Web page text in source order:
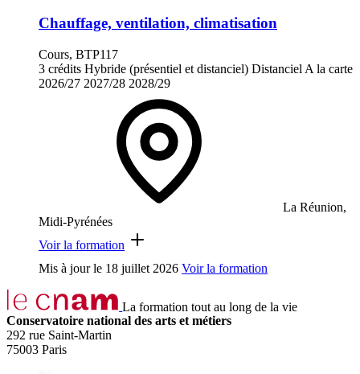
Chauffage, ventilation, climatisation
Cours, BTP117
3 crédits Hybride (présentiel et distanciel) Distanciel A la carte
2026/27 2027/28 2028/29
La Réunion,
Midi-Pyrénées
Voir la formation
Mis à jour le 18 juillet 2026 Voir la formation
La formation tout au long de la vie
Conservatoire national des arts et métiers
292 rue Saint-Martin
75003 Paris